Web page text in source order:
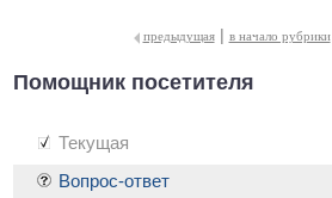
предыдущая | в начало рубрики
Помощник посетителя
Текущая
Вопрос-ответ